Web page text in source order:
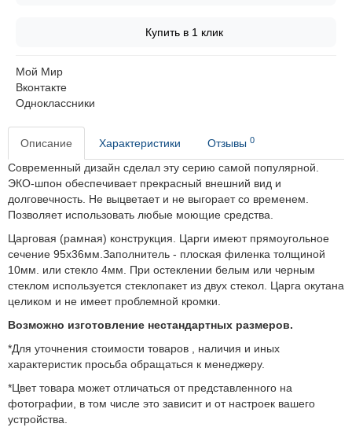
Купить в 1 клик
Мой Мир
Вконтакте
Одноклассники
Описание Характеристики Отзывы 0
Современный дизайн сделал эту серию самой популярной.
ЭКО-шпон обеспечивает прекрасный внешний вид и
долговечность. Не выцветает и не выгорает со временем.
Позволяет использовать любые моющие средства.
Царговая (рамная) конструкция. Царги имеют прямоугольное
сечение 95х36мм.Заполнитель - плоская филенка толщиной
10мм. или стекло 4мм. При остеклении белым или черным
стеклом используется стеклопакет из двух стекол. Царга окутана
целиком и не имеет проблемной кромки.
Возможно изготовление нестандартных размеров.
*Для уточнения стоимости товаров , наличия и иных
характеристик просьба обращаться к менеджеру.
*Цвет товара может отличаться от представленного на
фотографии, в том числе это зависит и от настроек вашего
устройства.